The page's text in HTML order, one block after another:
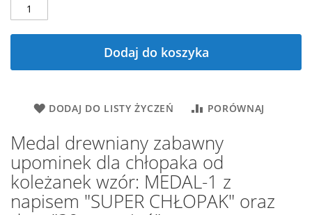
Dodaj do koszyka
DODAJ DO LISTY ŻYCZEŃ PORÓWNAJ
Medal drewniany zabawny
upominek dla chłopaka od
koleżanek wzór: MEDAL-1 z
napisem "SUPER CHŁOPAK" oraz